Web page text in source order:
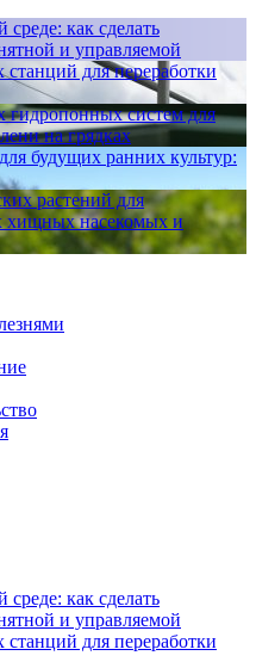
среде: как сделать
и управляемой
для переработки
гидропонных систем для
на грядках
будущих ранних культур:
растений для
хищных насекомых и
среде: как сделать
и управляемой
для переработки